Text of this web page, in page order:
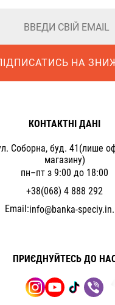
НА
КОНТАКТНІ ДАНІ
Соборна, буд. 41(лише
магазину)
пн–пт з 9:00 до 18:00
+38(068) 4 888 292
Email:info@banka-
ПРИЄДНУЙТЕСЬ ДО